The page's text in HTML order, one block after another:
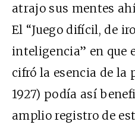
atrajo sus mentes
El “Juego difícil, de
inteligencia” en que
cifró la esencia de la
1927) podía así
amplio registro de